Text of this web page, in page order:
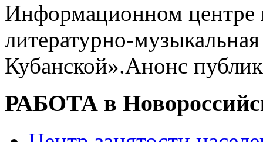
Информационном центре
литературно-
Кубанской».Анонс
РАБОТА в